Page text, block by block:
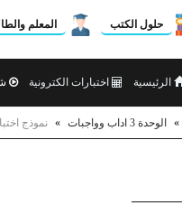
حلول الكتب المعلم
الرئيسية اختبارات الكترونية
» الوحدة 3 اداب وواجبات » نموذج اختبار